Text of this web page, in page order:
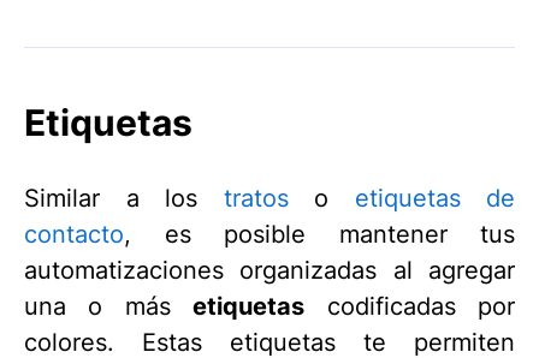
Etiquetas
Similar a los tratoso etiquetas de
contacto, es posible mantener tus
automatizaciones organizadas al agregar
una o másetiquetas codificadas por
colores. Estas etiquetas te permiten